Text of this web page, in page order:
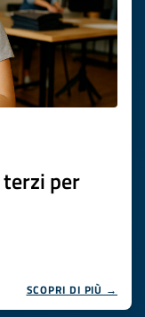
per
SCOPRI DI PIÙ →